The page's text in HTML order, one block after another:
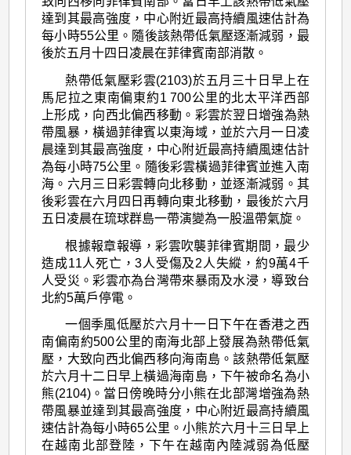
達到其最高強度，中心附近最高持續風速估計為
每小時55公里。隨後該熱帶低氣壓逐漸減弱，最
後於五月十四日凌晨在菲律賓南部消散。
熱帶低氣壓彩雲(2103)於五月三十日早上在
馬尼拉之東南偏東約1 700公里的北太平洋西部
上形成，向西北偏西移動。彩雲於翌日增強為熱
帶風暴，橫過菲律賓以東海域，並於六月一日凌
晨達到其最高強度，中心附近最高持續風速估計
為每小時75公里。隨後彩雲橫過菲律賓並進入南
海。六月三日彩雲轉向北移動，並逐漸減弱。其
後彩雲在六月四日再轉向東北移動，最後於六月
五日凌晨在琉球群島一帶演變為一股溫帶氣旋。
根據報章報導，彩雲吹襲菲律賓期間，最少
造成11人死亡，3人受傷及2人失縱，約9萬4千
人受災。彩雲亦為台灣帶來暴雨及水浸，導致台
北約5萬戶停電。
一個季風低壓於六月十一日下午在香港之西
南偏南約500公里的南海北部上發展為熱帶低氣
壓，大致向西北偏西移向海南島。該熱帶低氣壓
於六月十二日早上橫過海南島，下午被命名為小
熊(2104)。當日傍晚時分小熊在北部灣增強為熱
帶風暴並達到其最高強度，中心附近最高持續風
速估計為每小時65公里。小熊於六月十三日早上
在越南北部登陸，下午在越南內陸減弱為低壓